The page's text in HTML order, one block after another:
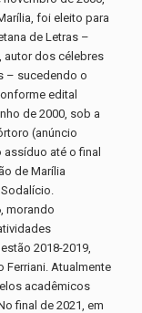
foi eleito para
de Letras –
autor dos célebres
– sucedendo o
edital
de 2000, sob a
(anúncio
até o final
de Marília
morando
2018-2019,
Ferriani. Atualmente
acadêmicos
final de 2021, em